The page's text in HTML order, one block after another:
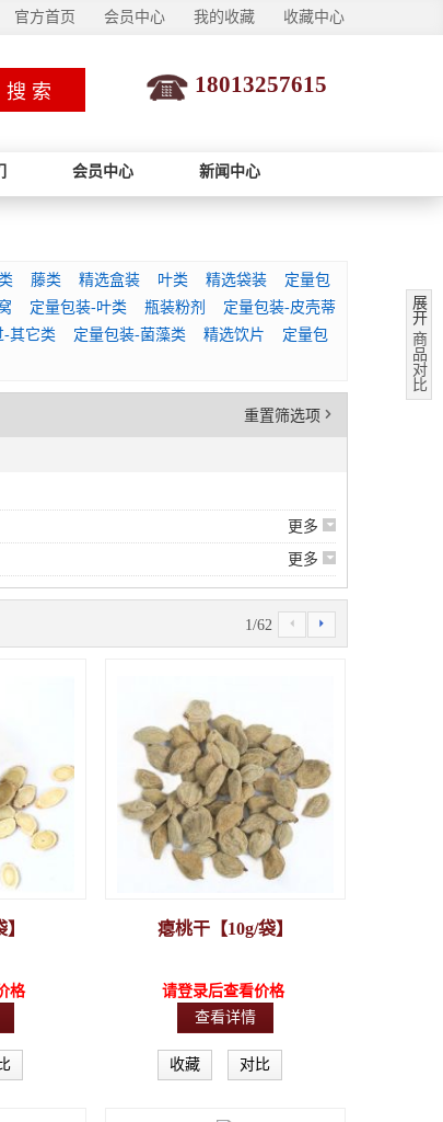
官方首页 会员中心 我的收藏 收藏中心
搜 索 18013257615
会员中心 新闻中心
藤类 精选盒装 叶类 精选袋装
定量包
定量包装-叶类 瓶装粉剂
定量包装-皮壳蒂
-其它类 定量包装-菌藻类 精选饮片
定量包
重置筛选项 '
更多 6
更多 6
1 /62 4 5
格
瘪桃干【10g/袋】
请登录后查看价格
查看详情
收藏 对比
展
开
商
品
对
比